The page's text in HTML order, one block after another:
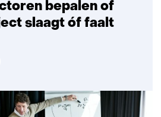
bepalen of
slaagt óf faalt